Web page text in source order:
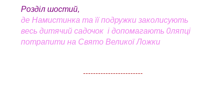
Розділ шостий,
де Намистинка та її подружки заколисують
весь дитячий садочок і допомагають 0ляпці
потрапити на Свято Великої Ложки
------------------------